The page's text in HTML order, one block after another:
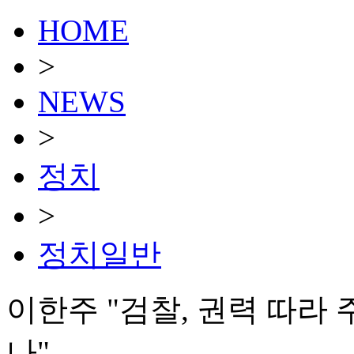
HOME
>
NEWS
>
정치
>
정치일반
이한주 "검찰, 권력 따라